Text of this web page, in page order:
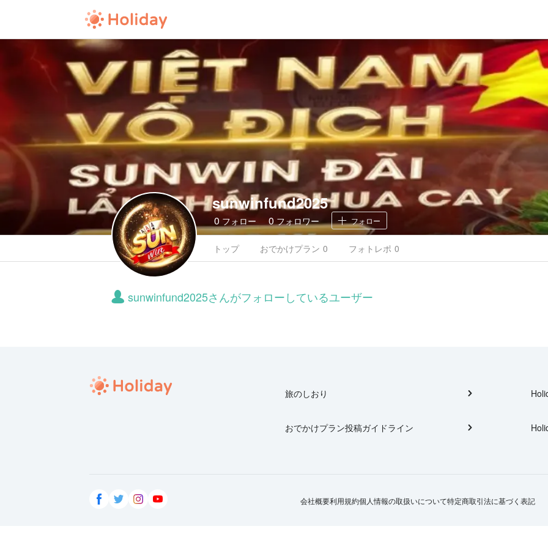
sunwinfund2025
0 フォロー 0フォロワー フォロー
トップ おでかけプラン 0 フォトレポ 0
sunwinfund2025さんがフォローしているユーザー
旅のしおり
おでかけプラン投稿ガイドライン
会社概要利用規約個人情報の取扱いについて特定商取引法に基づく表記